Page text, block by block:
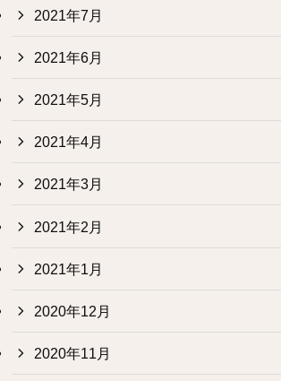
2021年7月
2021年6月
2021年5月
2021年4月
2021年3月
2021年2月
2021年1月
2020年12月
2020年11月